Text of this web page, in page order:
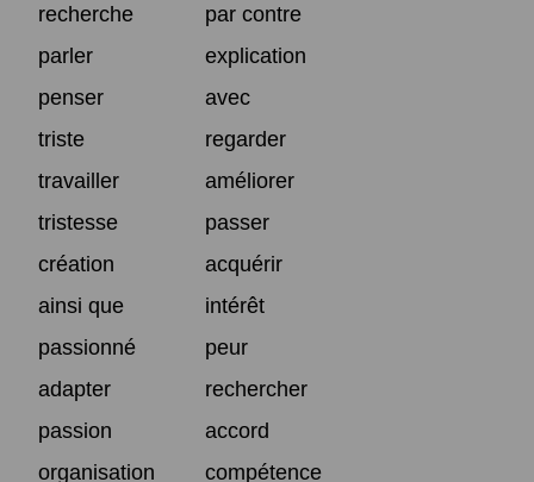
recherche
par contre
parler
explication
penser
avec
triste
regarder
travailler
améliorer
tristesse
passer
création
acquérir
ainsi que
intérêt
passionné
peur
adapter
rechercher
passion
accord
organisation
compétence